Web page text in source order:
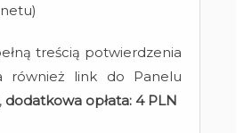
treścią potwierdzenia
również link do Panelu
dodatkowa opłata: 4 PLN